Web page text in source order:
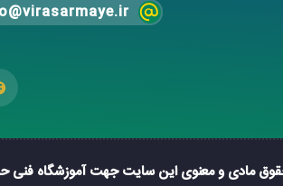
مادی و معنوی این سایت جهت آموزشگاه فنی